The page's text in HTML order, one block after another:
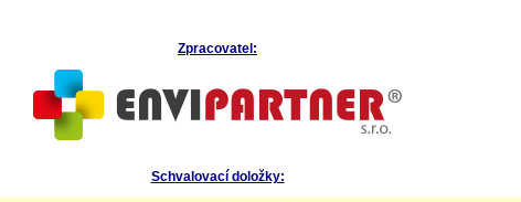
Zpracovatel:
Schvalovací doložky: